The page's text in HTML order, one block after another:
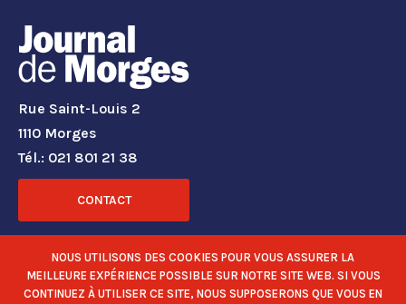
Rue Saint-Louis 2
1110 Morges
Tél.: 021 801 21 38
CONTACT
RÉSEAUX SOCIAUX
NOUS UTILISONS DES COOKIES POUR VOUS ASSURER LA
MEILLEURE EXPÉRIENCE POSSIBLE SUR NOTRE SITE WEB. SI VOUS
CONTINUEZ À UTILISER CE SITE, NOUS SUPPOSERONS QUE VOUS EN